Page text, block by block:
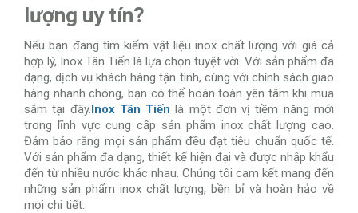
lượng uy tín?
Nếu bạn đang tìm kiếm vật liệu inox chất lượng với giá cả
hợp lý, Inox Tân Tiến là lựa chọn tuyệt vời. Với sản phẩm đa
dạng, dịch vụ khách hàng tận tình, cùng với chính sách giao
hàng nhanh chóng, bạn có thể hoàn toàn yên tâm khi mua
sắm tại đây.Inox Tân Tiến là một đơn vị tiềm năng mới
trong lĩnh vực cung cấp sản phẩm inox chất lượng cao.
Đảm bảo rằng mọi sản phẩm đều đạt tiêu chuẩn quốc tế.
Với sản phẩm đa dạng, thiết kế hiện đại và được nhập khẩu
đến từ nhiều nước khác nhau. Chúng tôi cam kết mang đến
những sản phẩm inox chất lượng, bền bỉ và hoàn hảo về
mọi chi tiết.